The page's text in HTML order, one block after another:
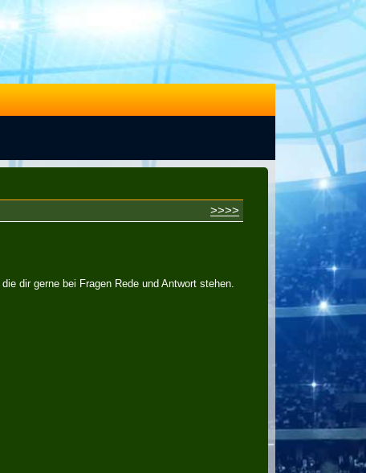
>>>>
dir gerne bei Fragen Rede und Antwort stehen.